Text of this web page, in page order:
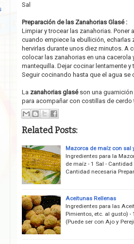
Sal
Preparación de las Zanahorias Glasé :
Limpiar y trocear las zanahorias. Poner
cuando empiece la ebullición, echarlas
hervirlas durante unos diez minutos. A
colocar las zanahorias en una cacerola
mantequilla. Dejar cocinar lentamente
Seguir cocinando hasta que el agua se
La zanahorias glaséson una
para acompañar con costillas de cerdo
Related Posts:
Mazorca de maíz con sal
Ingredientes para la
de maíz - 1 Sal -
Cantidad necesaria
Aceitunas Rellenas
Ingredientes para las
Pimientos, etc. al gusto) -
(Puede ser con Ajo y